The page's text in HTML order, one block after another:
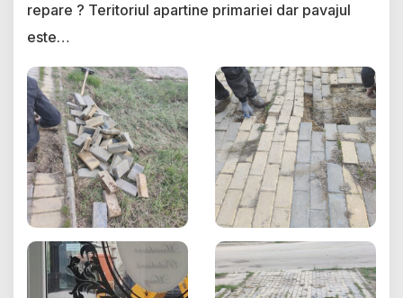
repare ? Teritoriul apartine primariei dar pavajul
este…